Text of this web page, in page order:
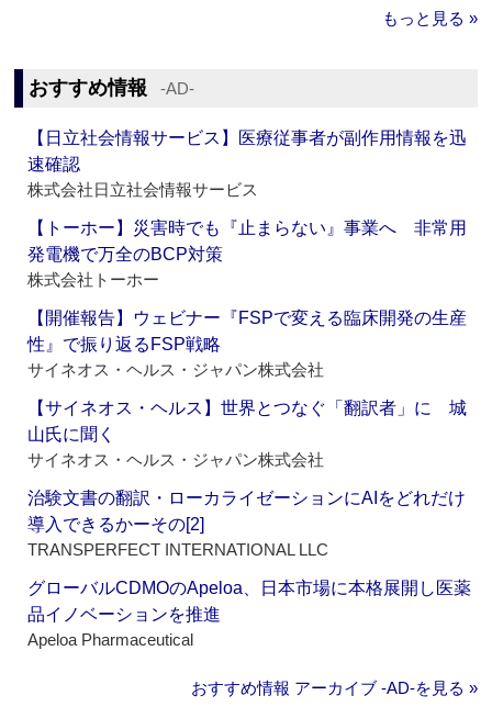
もっと見る »
おすすめ情報 ‐AD‐
【日立社会情報サービス】医療従事者が副作用情報を迅
速確認
株式会社日立社会情報サービス
【トーホー】災害時でも『止まらない』事業へ 非常用
発電機で万全のBCP対策
株式会社トーホー
【開催報告】ウェビナー『FSPで変える臨床開発の生産
性』で振り返るFSP戦略
サイネオス・ヘルス・ジャパン株式会社
【サイネオス・ヘルス】世界とつなぐ「翻訳者」に 城
山氏に聞く
サイネオス・ヘルス・ジャパン株式会社
治験文書の翻訳・ローカライゼーションにAIをどれだけ
導入できるかーその[2]
TRANSPERFECT INTERNATIONAL LLC
グローバルCDMOのApeloa、日本市場に本格展開し医薬
品イノベーションを推進
Apeloa Pharmaceutical
おすすめ情報 アーカイブ ‐AD‐を見る »